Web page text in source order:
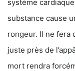
système
substance cause
rongeur. Il ne fera
juste près de
mort rendra